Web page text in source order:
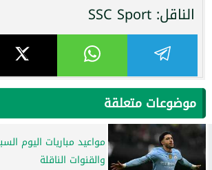
الناقل: SSC Sport
موضوعات متعلقة
والقنوات الناقلة